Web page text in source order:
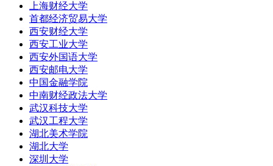
上海财经大学
首都经济贸易大学
西安财经大学
西安工业大学
西安外国语大学
西安邮电大学
中国金融学院
中南财经政法大学
武汉科技大学
武汉工程大学
湖北美术学院
湖北大学
深圳大学